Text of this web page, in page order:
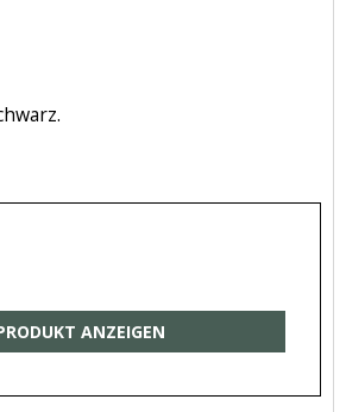
ANZEIGEN